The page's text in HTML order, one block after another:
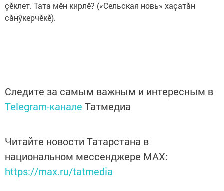
çӗклет. Тата мӗн кирлӗ? («Сельская новь» хаçатăн
сăнӳкерчӗкӗ).
Следите за самым важным и интересным в
Telegram-канале Татмедиа
Читайте новости Татарстана в
национальном мессенджере MАХ:
https://max.ru/tatmedia